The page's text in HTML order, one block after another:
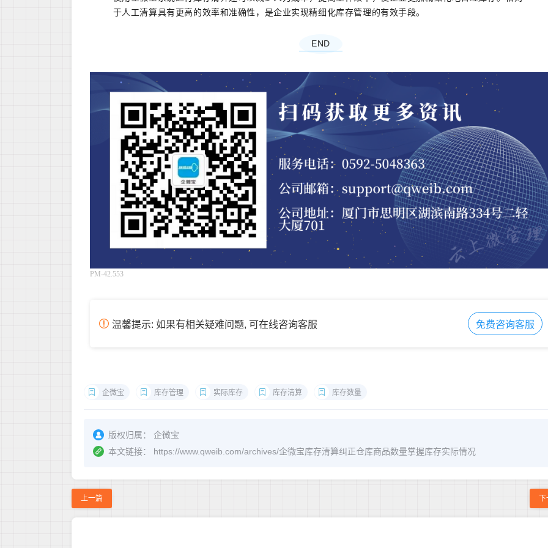
于人工清算具有更高的效率和准确性，是企业实现精细化库存管理的有效手段。
END
PM-42.553
温馨提示: 如果有相关疑难问题, 可在线咨询客服 免费咨询客服
企微宝 库存管理 实际库存 库存清算 库存数量
版权归属：
企微宝
本文链接：
https://www.qweib.com/archives/企微宝库存清算纠正仓库商品数量掌握库存实际情况
上一篇